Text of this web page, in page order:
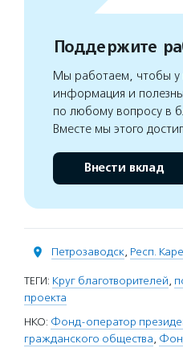
Поддержите
Мы работаем, чтобы у
информация и
по любому вопросу в
Вместе мы этого
Внести вклад
Петрозаводск, Респ.
ТЕГИ: Круг благотворителей,
проекта
НКО: Фонд-оператор
гражданского общества,